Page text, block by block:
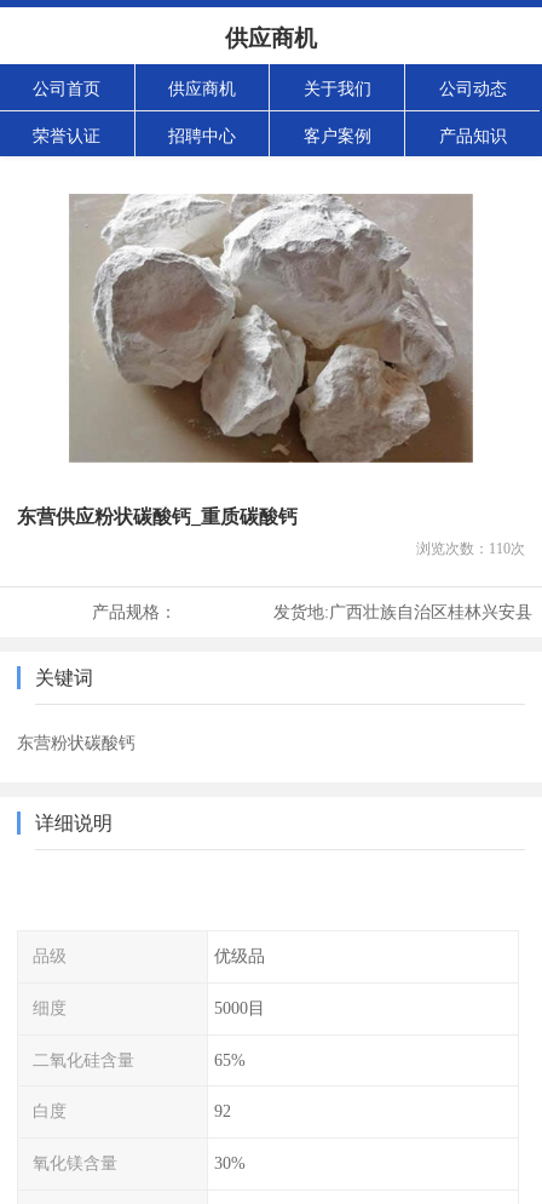
供应商机
公司首页 供应商机 关于我们 公司动态
荣誉认证 招聘中心 客户案例 产品知识
东营供应粉状碳酸钙_重质碳酸钙
浏览次数： 110次
产品规格： 发货地:广西壮族自治区桂林兴安县
关键词
东营粉状碳酸钙
详细说明
品级 优级品
细度 5000目
二氧化硅含量 65%
白度 92
氧化镁含量 30%